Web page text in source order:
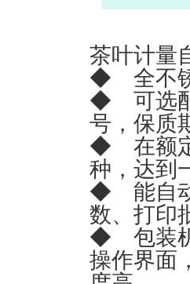
茶叶计量
◆ 全不锈
◆ 可选配
号，保质
◆ 在额定
种，达到
◆ 能自动
数、打印
◆ 包装机
操作界面